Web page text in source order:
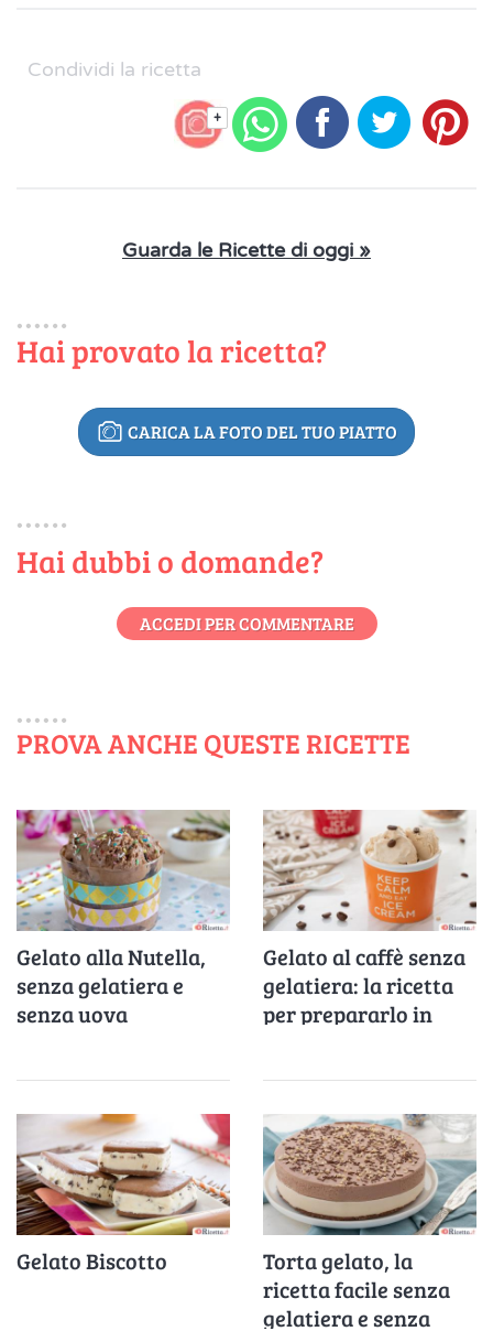
Condividi la ricetta
+
Guarda le Ricette di oggi »
Hai provato la ricetta?
CARICA LA FOTO DEL TUO PIATTO
Hai dubbi o domande?
ACCEDI PER COMMENTARE
PROVA ANCHE QUESTE RICETTE
Gelato alla Nutella,
senza gelatiera e
senza uova
Gelato al caffè senza
gelatiera: la ricetta
per prepararlo in
Gelato Biscotto
Torta gelato, la
ricetta facile senza
gelatiera e senza